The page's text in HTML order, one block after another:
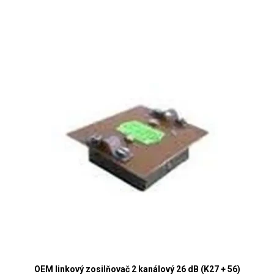
OEM linkový zosilňovač 2 kanálový 26 dB (K27 + 56)